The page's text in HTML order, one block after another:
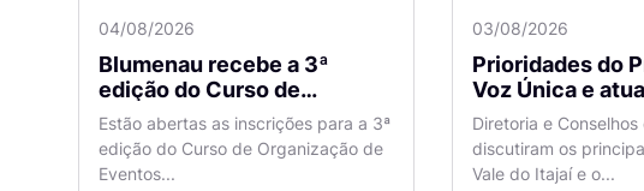
04/08/2026
Blumenau recebe a 3ª
edição do Curso de
Organização de Eventos
Lilian Ribeiro
Estão abertas as inscrições para a 3ª
edição do Curso de Organização de
Eventos...
03/08/2026
Prioridades do
Voz Única e
sobre o
Navegantes são
reunião na ACIB
Diretoria e Conselhos
discutiram os
Vale do Itajaí e o...